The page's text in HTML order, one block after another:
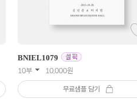
BNIEL1079
10부 10,000원
무료샘플 담기